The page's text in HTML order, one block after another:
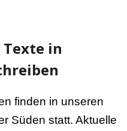
in
finden in unseren
Süden statt. Aktuelle